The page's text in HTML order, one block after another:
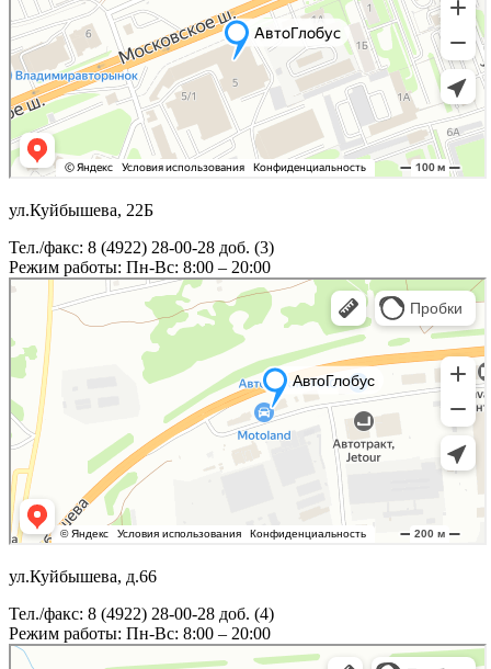
ул.Куйбышева, 22Б
Тел./факс: 8 (4922) 28-00-28 доб. (3)
Режим работы: Пн-Вс: 8:00 – 20:00
ул.Куйбышева, д.66
Тел./факс: 8 (4922) 28-00-28 доб. (4)
Режим работы: Пн-Вс: 8:00 – 20:00